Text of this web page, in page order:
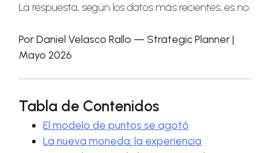
La respuesta, según los datos más recientes, es no.
Por Daniel Velasco Rallo — Strategic Planner |
Mayo 2026
Tabla de Contenidos
El modelo de puntos se agotó
La nueva moneda: la experiencia